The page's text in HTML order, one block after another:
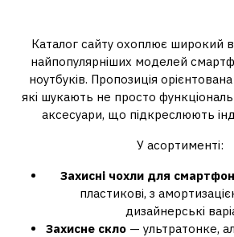
Каталог сайту охоплює широкий
найпопулярніших моделей
ноутбуків. Пропозиція
які шукають не просто
аксесуари, що підкреслюють
У асортименті:
Захисні чохли для
пластикові, з
дизайнерські
Захисне скло— ультратонке,